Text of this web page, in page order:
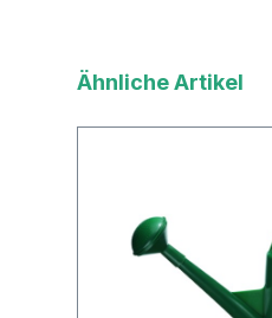
Produktgalerie
Ähnliche Artikel